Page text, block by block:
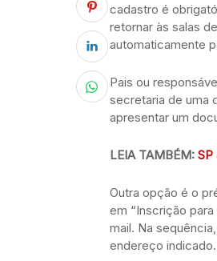
cadastro é
retornar às salas
automaticamente
Pais ou
secretaria de uma
apresentar um
LEIA TAMBÉM: SP
Outra opção é o
em “Inscrição
mail. Na
endereço indicado.